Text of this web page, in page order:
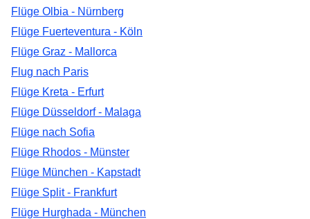
Flüge Olbia - Nürnberg
Flüge Fuerteventura - Köln
Flüge Graz - Mallorca
Flug nach Paris
Flüge Kreta - Erfurt
Flüge Düsseldorf - Malaga
Flüge nach Sofia
Flüge Rhodos - Münster
Flüge München - Kapstadt
Flüge Split - Frankfurt
Flüge Hurghada - München